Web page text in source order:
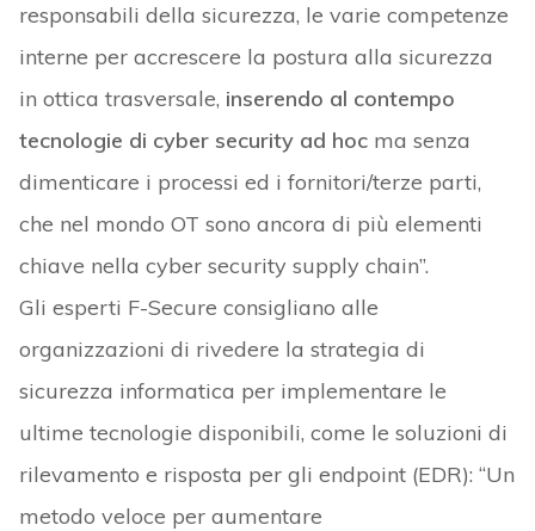
responsabili della sicurezza, le varie competenze
interne per accrescere la postura alla sicurezza
in ottica trasversale, inserendo al contempo
tecnologie di cyber security ad hocma senza
dimenticare i processi ed i fornitori/terze parti,
che nel mondo OT sono ancora di più elementi
chiave nella cyber security supply chain”.
Gli esperti F-Secure consigliano alle
organizzazioni di rivedere la strategia di
sicurezza informatica per implementare le
ultime tecnologie disponibili, come le soluzioni di
rilevamento e risposta per gli endpoint (EDR): “Un
metodo veloce per aumentare